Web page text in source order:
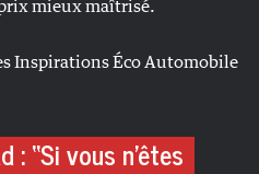
mieux maîtrisé.
Inspirations Éco Automobile
: “Si vous n’êtes